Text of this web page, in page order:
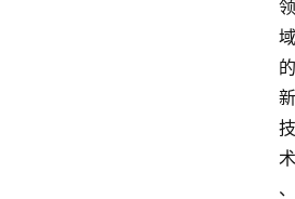
领
域
的
新
技
术
、